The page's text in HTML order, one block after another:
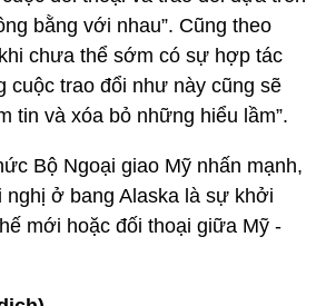
bằng với nhau”. Cũng theo
chưa thể sớm có sự hợp tác
cuộc trao đổi như này cũng sẽ
tin và xóa bỏ những hiểu lầm”.
Bộ Ngoại giao Mỹ nhấn mạnh,
nghị ở bang Alaska là sự khởi
mới hoặc đối thoại giữa Mỹ -